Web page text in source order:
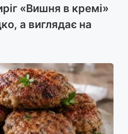
«Вишня в кремі»
а виглядає на